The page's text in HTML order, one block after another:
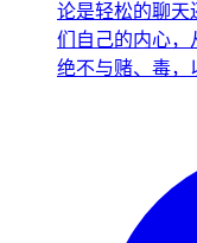
论是轻松的聊天
们自己的内心，
绝不与赌、毒，